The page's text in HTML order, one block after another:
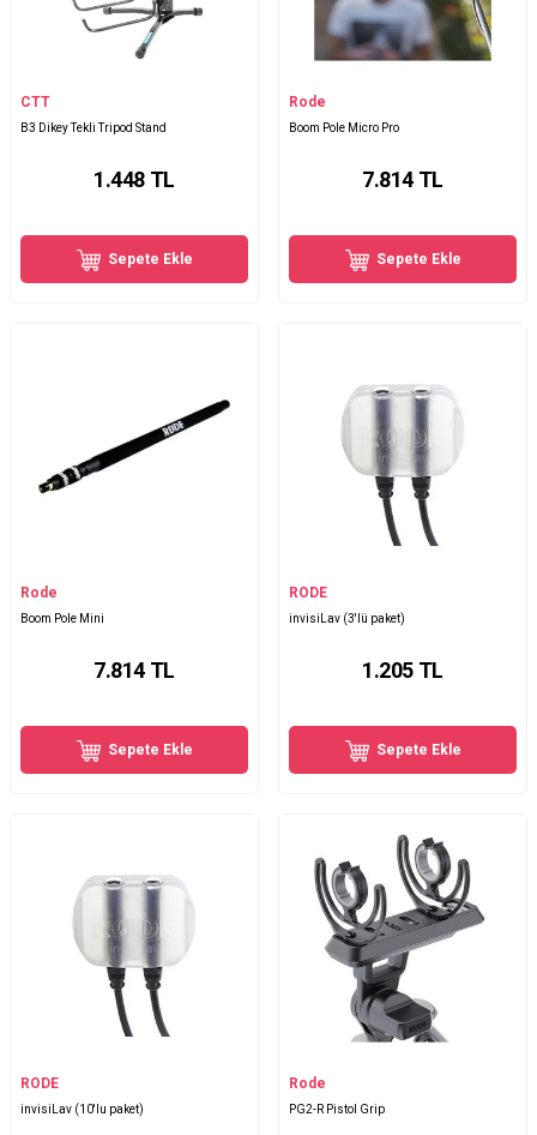
CTT
B3 Dikey Tekli Tripod Stand
1.448 TL
Sepete Ekle
Rode
Boom Pole Micro Pro
7.814 TL
Sepete Ekle
Rode
Boom Pole Mini
7.814 TL
Sepete Ekle
RODE
invisiLav (3'lü paket)
1.205 TL
Sepete Ekle
RODE
invisiLav (10'lu paket)
Rode
PG2-R Pistol Grip